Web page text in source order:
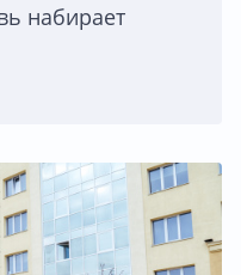
набирает